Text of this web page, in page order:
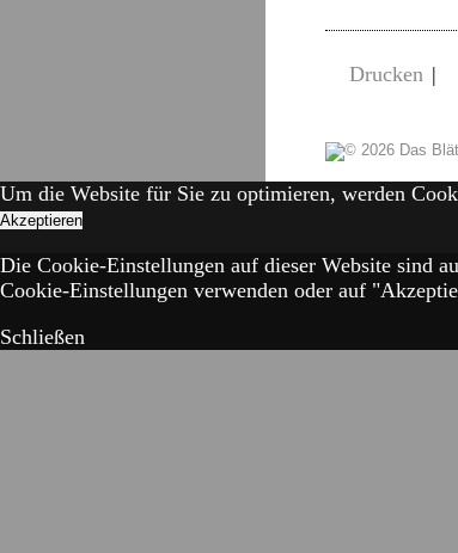
Drucken |
Um die Website für Sie zu optimieren, werden
Akzeptieren
Die Cookie-Einstellungen auf dieser Website sind
Cookie-Einstellungen verwenden oder auf
Schließen